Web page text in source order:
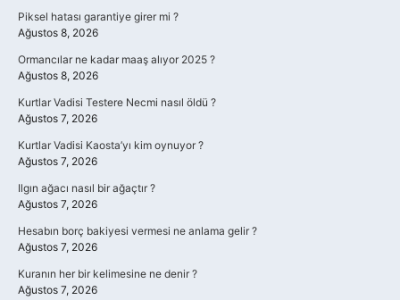
Piksel hatası garantiye girer mi ?
Ağustos 8, 2026
Ormancılar ne kadar maaş alıyor 2025 ?
Ağustos 8, 2026
Kurtlar Vadisi Testere Necmi nasıl öldü ?
Ağustos 7, 2026
Kurtlar Vadisi Kaosta’yı kim oynuyor ?
Ağustos 7, 2026
Ilgın ağacı nasıl bir ağaçtır ?
Ağustos 7, 2026
Hesabın borç bakiyesi vermesi ne anlama gelir ?
Ağustos 7, 2026
Kuranın her bir kelimesine ne denir ?
Ağustos 7, 2026